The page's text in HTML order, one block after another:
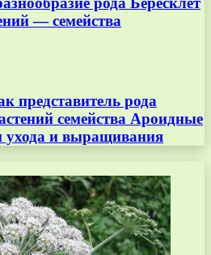
— семейства
представитель рода
семейства Ароидные
ухода и выращивания